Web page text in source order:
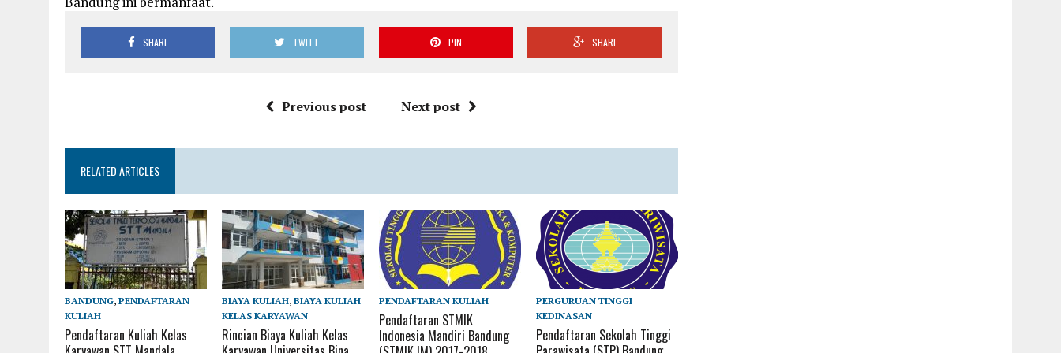
SHARE TWEET PIN SHARE
Previous post Next post
RELATED ARTICLES
BANDUNG, PENDAFTARAN
KULIAH
Pendaftaran Kuliah Kelas
BIAYA KULIAH,BIAYA KULIAH
KELAS KARYAWAN
Rincian Biaya Kuliah Kelas
PENDAFTARAN KULIAH
Pendaftaran STMIK
Indonesia Mandiri Bandung
PERGURUAN TINGGI
KEDINASAN
Pendaftaran Sekolah Tinggi